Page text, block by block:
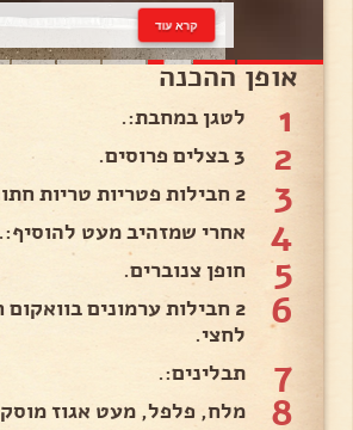
קרא עוד
אופן ההכנה
1 לטגן במחבת:.
2 3 בצלים פרוסים.
3 2 חבילות פטריות טריות חתוכות.
4 אחרי שמזהיב מעט להוסיף:.
5 חופן צנוברים.
6
2 חבילות ערמונים
לחצי.
7 תבלינים:.
8 מלח, פלפל, מעט אגוז